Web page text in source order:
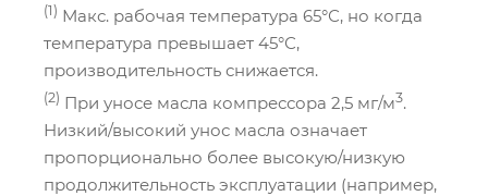
(1) Макс. рабочая температура 65°С, но когда
температура превышает 45°С,
производительность снижается.
(2) При уносе масла компрессора 2,5 мг/м3.
Низкий/высокий унос масла означает
пропорционально более высокую/низкую
продолжительность эксплуатации (например,